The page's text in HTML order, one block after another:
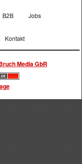
B2B Jobs
Kontakt
Media GbR